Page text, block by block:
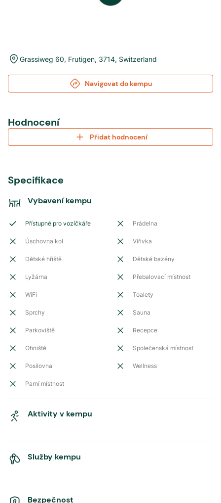
Grassiweg 60, Frutigen, 3714, Switzerland
Navigovat do kempu
Hodnocení
Přidat hodnocení
Specifikace
Vybavení kempu
Přístupné pro vozíčkáře Prádelna
Úschovna kol Vířivka
Dětské hřiště Dětské bazény
Lyžárna Přebalovací místnost
WiFi Toalety
Sprchy Sauna
Parkoviště Recepce
Ohniště Společenská místnost
Posilovna Wellness
Parní místnost
Aktivity v kempu
Služby kempu
Bezpečnost